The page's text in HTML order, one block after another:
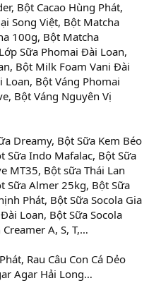
Bột Cacao Hùng Phát,
Song Việt, Bột Matcha
100g, Bột Matcha
Sữa Phomai Đài Loan,
Bột Milk Foam Vani Đài
Bột Váng Phomai
Bột Váng Nguyên Vị
Dreamy, Bột Sữa Kem Béo
Sữa Indo Mafalac, Bột Sữa
MT35, Bột sữa Thái Lan
Sữa Almer 25kg, Bột Sữa
Phát, Bột Sữa Socola Gia
Loan, Bột Sữa Socola
A, S, T,…
Rau Câu Con Cá Dẻo
Agar Hải Long…